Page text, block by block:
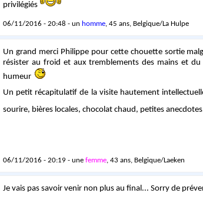
privilégiés
06/11/2016 - 20:48 - un homme, 45 ans, Belgique/La Hulpe
Un grand merci Philippe pour cette chouette sortie
résister au froid et aux tremblements des mains et
humeur
Un petit récapitulatif de la visite hautement
sourire, bières locales, chocolat chaud, petites
06/11/2016 - 20:19 - une femme, 43 ans, Belgique/Laeken
Je vais pas savoir venir non plus au final... Sorry de